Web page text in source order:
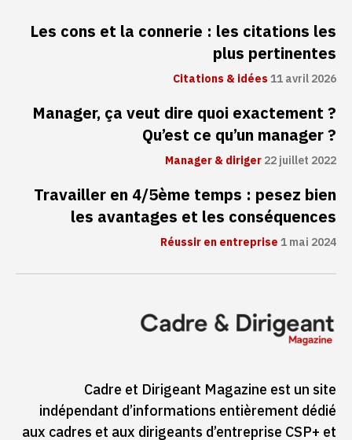
Les cons et la connerie : les citations les
plus pertinentes
Citations & idées11 avril 2026
Manager, ça veut dire quoi exactement ?
Qu’est ce qu’un manager ?
Manager & diriger22 juillet 2022
Travailler en 4/5ème temps : pesez bien
les avantages et les conséquences
Réussir en entreprise1 mai 2024
Cadre et Dirigeant Magazine est un site
indépendant d’informations entièrement dédié
aux cadres et aux dirigeants d’entreprise CSP+ et